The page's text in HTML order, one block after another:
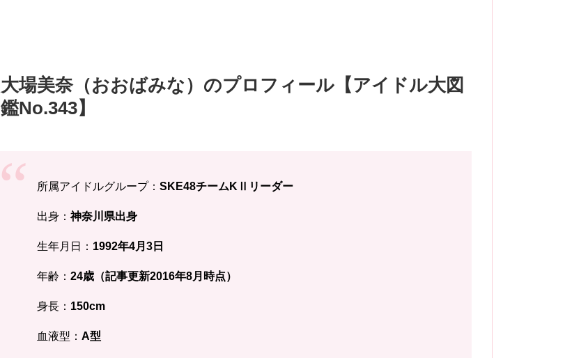
大場美奈（おおばみな）のプロフィール【アイドル大図
鑑No.343】
所属アイドルグループ： SKE48チームKⅡリーダー
出身：神奈川県出身
生年月日： 1992年4月3 日
年齢： 24歳（記事更新2016年8月時点）
身長： 150cm
血液型： A型